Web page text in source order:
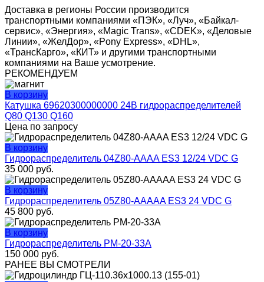
Доставка в регионы России производится
транспортными компаниями «ПЭК», «Луч», «Байкал-
сервис», «Энергия», «Magic Trans», «CDEK», «Деловые
Линии», «ЖелДор», «Pony Express», «DHL»,
«ТрансКарго», «КИТ» и другими транспортными
компаниями на Ваше усмотрение.
РЕКОМЕНДУЕМ
В корзину
Катушка 69620300000000 24В гидрораспределителей
Q80 Q130 Q160
Цена по запросу
В корзину
Гидрораспределитель 04Z80-АAAA ES3 12/24 VDC G
35 000 руб.
В корзину
Гидрораспределитель 05Z80-AАAAA ES3 24 VDC G
45 800 руб.
В корзину
Гидрораспределитель РМ-20-33А
150 000 руб.
РАНЕЕ ВЫ СМОТРЕЛИ